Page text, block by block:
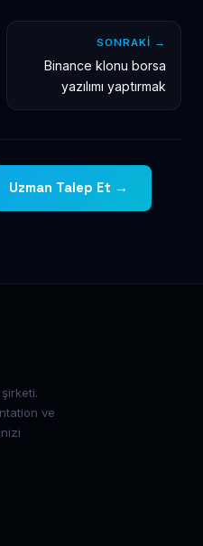
SONRAKI →
Binance klonu borsa
yazılımı yaptırmak
Uzman Talep Et →
ve